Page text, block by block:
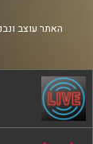
האתר עוצב